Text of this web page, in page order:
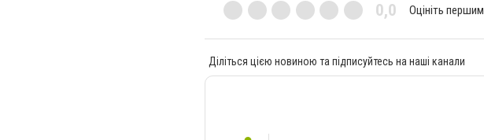
0,0 Оцініть першим
Діліться цією новиною та підписуйтесь на наші канали